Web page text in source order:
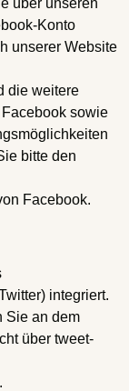
über unseren
Konto
unserer Website
die weitere
sowie
bitte den
Facebook.
integriert.
Sie an dem
über tweet-